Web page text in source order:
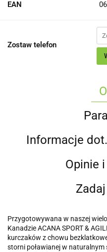
EAN
Zostaw telefon
Informacje
Opinie
Przygotowywana w naszej
Kanadzie ACANA SPORT &
kurczaków z chowu
storni poławianej w